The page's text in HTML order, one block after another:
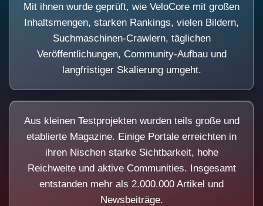
Mit ihnen wurde geprüft, wie VeloCore mit großen
Inhaltsmengen, starken Rankings, vielen Bildern,
Suchmaschinen-Crawlern, täglichen
Veröffentlichungen, Community-Aufbau und
langfristiger Skalierung umgeht.
Aus kleinen Testprojekten wurden teils große und
etablierte Magazine. Einige Portale erreichten in
ihren Nischen starke Sichtbarkeit, hohe
Reichweite und aktive Communities. Insgesamt
entstanden mehr als 2.000.000 Artikel und
Newsbeiträge.